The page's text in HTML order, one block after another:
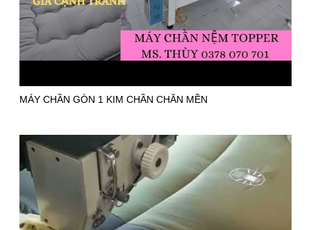
MÁY CHẦN GÒN 1 KIM CHẦN CHĂN MỀN